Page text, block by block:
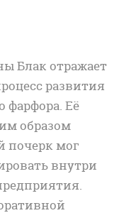
Блак отражает
развития
фарфора. Её
образом
почерк мог
внутри